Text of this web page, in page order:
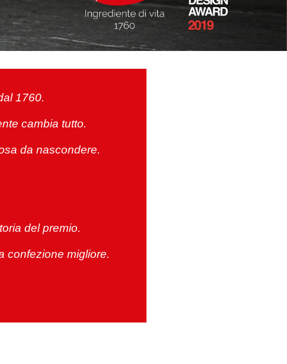
1760.
cambia tutto.
da nascondere.
del premio.
confezione migliore.